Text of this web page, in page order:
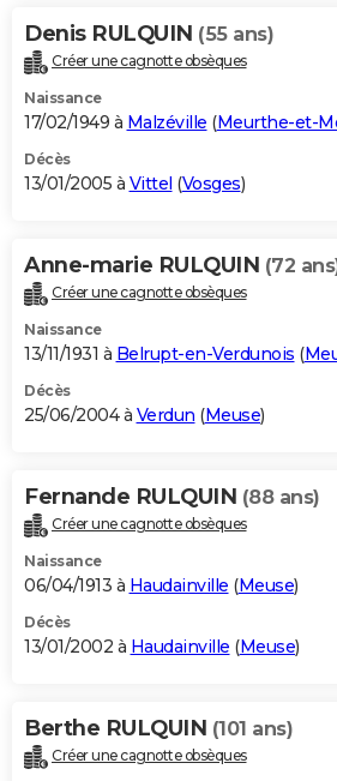
Denis RULQUIN (55 ans)
Créer une cagnotte obsèques
Naissance
17/02/1949 à Malzéville (Meurthe-et-
Décès
13/01/2005 à Vittel (Vosges)
Anne-marie RULQUIN (72
Créer une cagnotte obsèques
Naissance
13/11/1931 à Belrupt-en-Verdunois (
Décès
25/06/2004 à Verdun (Meuse)
Fernande RULQUIN (88 ans)
Créer une cagnotte obsèques
Naissance
06/04/1913 à Haudainville (Meuse)
Décès
13/01/2002 à Haudainville (Meuse)
Berthe RULQUIN (101 ans)
Créer une cagnotte obsèques